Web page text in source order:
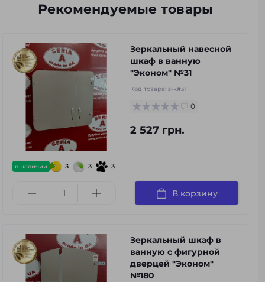
Рекомендуемые товары
в наличии 3 3 3
Зеркальный навесной
шкаф в ванную
"Эконом" №31
Код товара: s-k#31
0
2 527 грн.
В корзину
Зеркальный шкаф в
ванную с фигурной
дверцей "Эконом"
№180